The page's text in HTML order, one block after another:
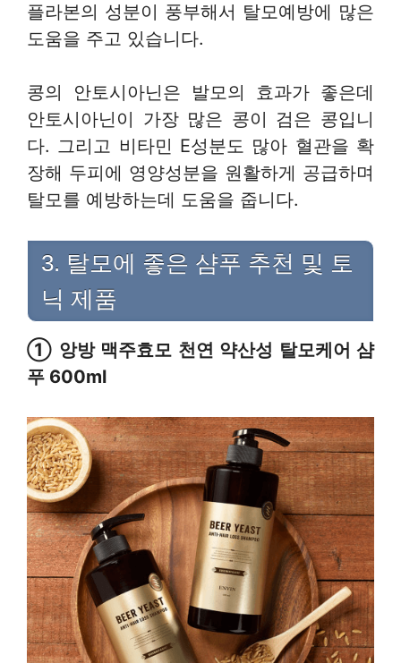
플라본의 성분이 풍부해서 탈모예방에 많은
도움을 주고 있습니다.
콩의 안토시아닌은 발모의 효과가 좋은데
안토시아닌이 가장 많은 콩이 검은 콩입니
다. 그리고 비타민 E성분도 많아 혈관을 확
장해 두피에 영양성분을 원활하게 공급하며
탈모를 예방하는데 도움을 줍니다.
3. 탈모에 좋은 샴푸 추천 및 토
닉 제품
① 앙방 맥주효모 천연 약산성 탈모케어 샴
푸 600ml